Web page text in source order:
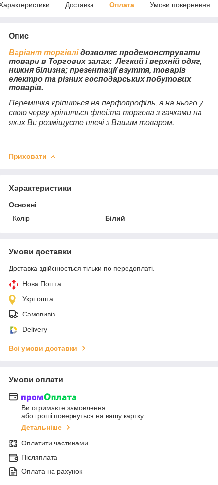
Доставка Оплата Умови повернення
Опис
Варіант торгівлідозволяє продемонструвати
товари в Торгових залах: Легкий і верхній одяг,
нижня білизна; презентації взуття, товарів
електро та різних господарських побутових
товарів.
Перемичка кріпиться на перфопрофіль, а на нього у
свою чергу кріпиться флейта торгова з гачками на
яких Ви розміщуєте плечі з Вашим товаром.
Приховати
Характеристики
Основні
Колір
Білий
Умови доставки
Доставка здійснюється тільки по передоплаті.
Нова Пошта
Укрпошта
Самовивіз
Delivery
Всі умови доставки
Умови оплати
Ви отримаєте замовлення
або гроші повернуться на вашу картку
Детальніше
Оплатити частинами
Післяплата
Оплата на рахунок